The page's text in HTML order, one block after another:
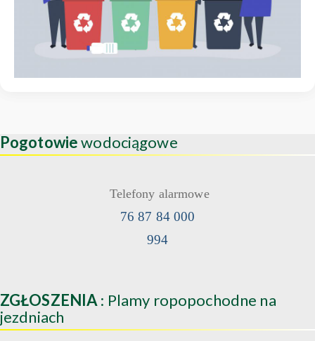
Pogotowiewodociągowe
Telefony alarmowe
76 87 84 000
994
ZGŁOSZENIA : Plamy ropopochodne na
jezdniach